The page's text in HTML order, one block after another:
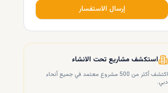
إرسال الاستفسار
استكشف مشاريع تحت الانشاء
اكتشف أكثر من 500 مشروع معتمد في جميع أنحاء
دبي.